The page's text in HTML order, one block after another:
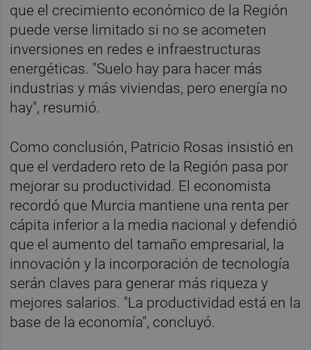
que el crecimiento económico de la Región
puede verse limitado si no se acometen
inversiones en redes e infraestructuras
energéticas. "Suelo hay para hacer más
industrias y más viviendas, pero energía no
hay", resumió.
Como conclusión, Patricio Rosas insistió en
que el verdadero reto de la Región pasa por
mejorar su productividad. El economista
recordó que Murcia mantiene una renta per
cápita inferior a la media nacional y defendió
que el aumento del tamaño empresarial, la
innovación y la incorporación de tecnología
serán claves para generar más riqueza y
mejores salarios. "La productividad está en la
base de la economía", concluyó.